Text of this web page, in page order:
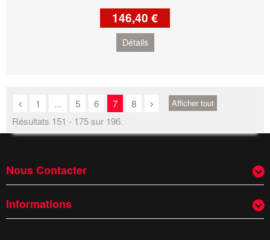
146,40 €
Détails
Afficher tout
1 ... 5 6 7
8
Résultats 151 - 175 sur 196.
Nous Contacter
Informations